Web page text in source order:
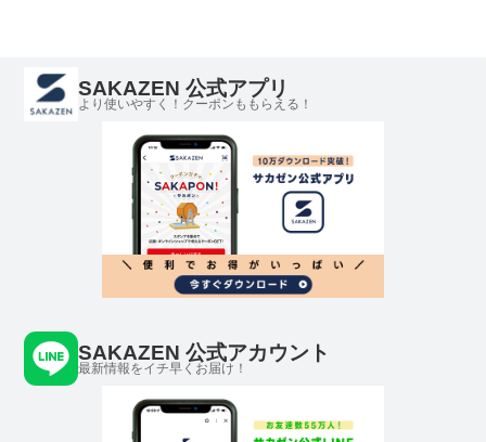
SAKAZEN 公式アプリ
より使いやすく！クーポンももらえる！
SAKAZEN 公式アカウント
最新情報をイチ早くお届け！